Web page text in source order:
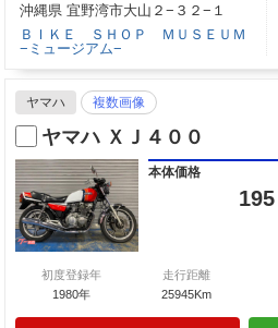
沖縄県 宜野湾市大山２−３２−１
ＢＩＫＥ ＳＨＯＰ ＭＵＳＥＵＭ
−ミュージアム−
ヤマハ 複数画像
ヤマハ ＸＪ４００
本体価格
195
初度登録年
1980年
走行距離
25945Km